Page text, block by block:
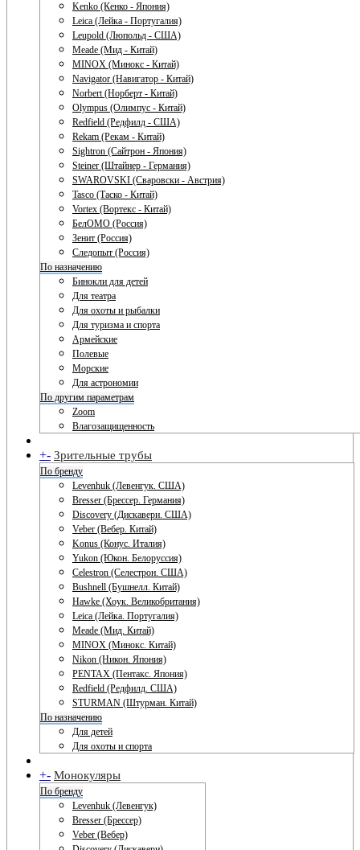
Kenko (Кенко - Япония)
Leica (Лейка - Португалия)
Leupold (Люпольд - США)
Meade (Мид - Китай)
MINOX (Минокс - Китай)
Navigator (Навигатор - Китай)
Norbert (Норберт - Китай)
Olympus (Олимпус - Китай)
Redfield (Редфилд - США)
Rekam (Рекам - Китай)
Sightron (Сайтрон - Япония)
Steiner (Штайнер - Германия)
SWAROVSKI (Сваровски - Австрия)
Tasco (Таско - Китай)
Vortex (Вортекс - Китай)
БелОМО (Россия)
Зенит (Россия)
Следопыт (Россия)
По назначению
Бинокли для детей
Для театра
Для охоты и рыбалки
Для туризма и спорта
Армейские
Полевые
Морские
Для астрономии
По другим параметрам
Zoom
Влагозащищенность
+- Зрительные трубы
По бренду
Levenhuk (Левенгук. США)
Bresser (Брессер. Германия)
Discovery (Дискавери. США)
Veber (Вебер. Китай)
Konus (Конус. Италия)
Yukon (Юкон. Белоруссия)
Celestron (Селестрон. США)
Bushnell (Бушнелл. Китай)
Hawke (Хоук. Великобритания)
Leica (Лейка. Португалия)
Meade (Мид. Китай)
MINOX (Минокс. Китай)
Nikon (Никон. Япония)
PENTAX (Пентакс. Япония)
Redfield (Редфилд. США)
STURMAN (Штурман. Китай)
По назначению
Для детей
Для охоты и спорта
+- Монокуляры
По бренду
Levenhuk (Левенгук)
Bresser (Брессер)
Veber (Вебер)